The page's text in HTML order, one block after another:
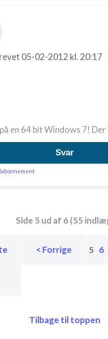
05-02-2012 kl. 20:17
en 64 bit Windows 7!
Svar
Side 5 ud af 6 (55
< Forrige 5 6
Tilbage til toppen